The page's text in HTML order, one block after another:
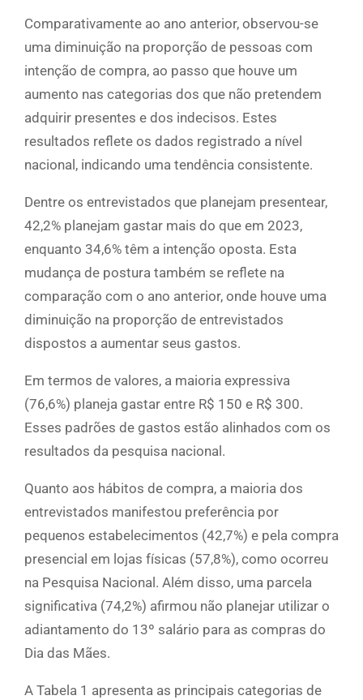
Comparativamente ao ano anterior, observou-se
uma diminuição na proporção de pessoas com
intenção de compra, ao passo que houve um
aumento nas categorias dos que não pretendem
adquirir presentes e dos indecisos. Estes
resultados reflete os dados registrado a nível
nacional, indicando uma tendência consistente.
Dentre os entrevistados que planejam presentear,
42,2% planejam gastar mais do que em 2023,
enquanto 34,6% têm a intenção oposta. Esta
mudança de postura também se reflete na
comparação com o ano anterior, onde houve uma
diminuição na proporção de entrevistados
dispostos a aumentar seus gastos.
Em termos de valores, a maioria expressiva
(76,6%) planeja gastar entre R$ 150 e R$ 300.
Esses padrões de gastos estão alinhados com os
resultados da pesquisa nacional.
Quanto aos hábitos de compra, a maioria dos
entrevistados manifestou preferência por
pequenos estabelecimentos (42,7%) e pela compra
presencial em lojas físicas (57,8%), como ocorreu
na Pesquisa Nacional. Além disso, uma parcela
significativa (74,2%) afirmou não planejar utilizar o
adiantamento do 13º salário para as compras do
Dia das Mães.
A Tabela 1 apresenta as principais categorias de